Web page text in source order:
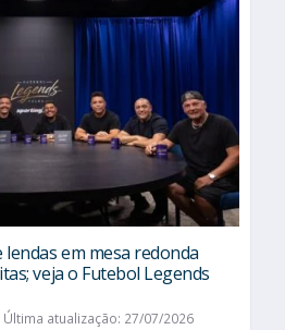
em mesa redonda
veja o Futebol Legends
Última atualização: 27/07/2026